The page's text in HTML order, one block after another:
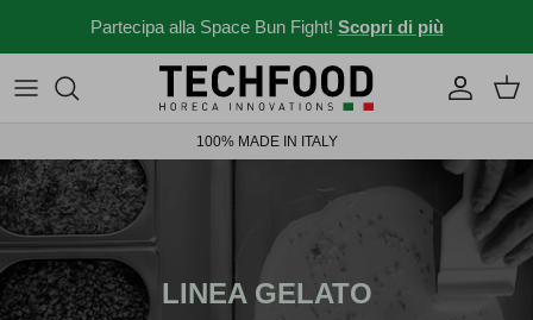
Partecipa alla Space Bun Fight! Scopri di più
Macchine professionali
Altri prodotti
Menu e ricette
News dal mondo Ho.re.ca.
Idee per il tuo locale
Storie da bar
100% MADE IN ITALY
LINEA GELATO